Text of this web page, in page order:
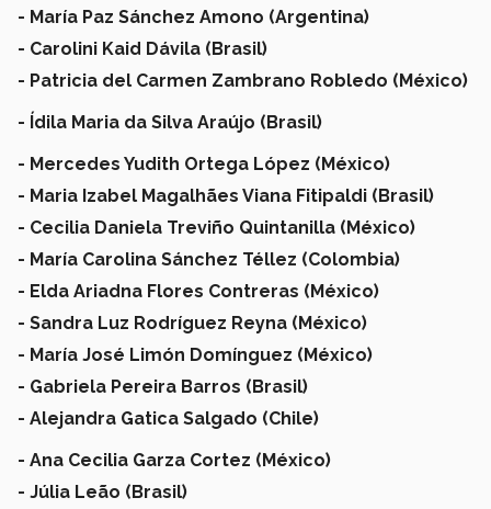
- María Paz Sánchez Amono (Argentina)
- Carolini Kaid Dávila (Brasil)
- Patricia del Carmen Zambrano Robledo (México)
- Ídila Maria da Silva Araújo (Brasil)
- Mercedes Yudith Ortega López (México)
- Maria Izabel Magalhães Viana Fitipaldi (Brasil)
- Cecilia Daniela Treviño Quintanilla (México)
- María Carolina Sánchez Téllez (Colombia)
- Elda Ariadna Flores Contreras (México)
- Sandra Luz Rodríguez Reyna (México)
- María José Limón Domínguez (México)
- Gabriela Pereira Barros (Brasil)
- Alejandra Gatica Salgado (Chile)
- Ana Cecilia Garza Cortez (México)
- Júlia Leão (Brasil)